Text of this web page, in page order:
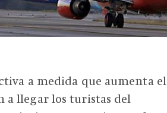
a medida que aumenta el
a llegar los turistas del